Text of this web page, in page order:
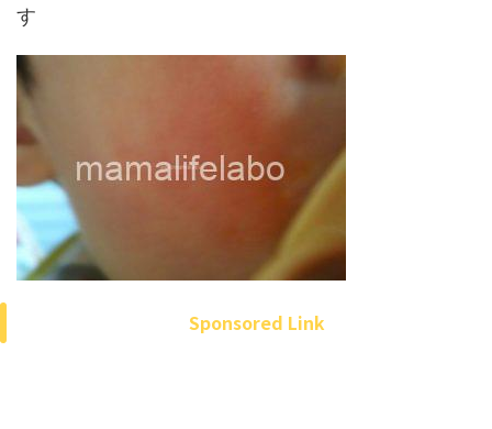
す
Sponsored Link